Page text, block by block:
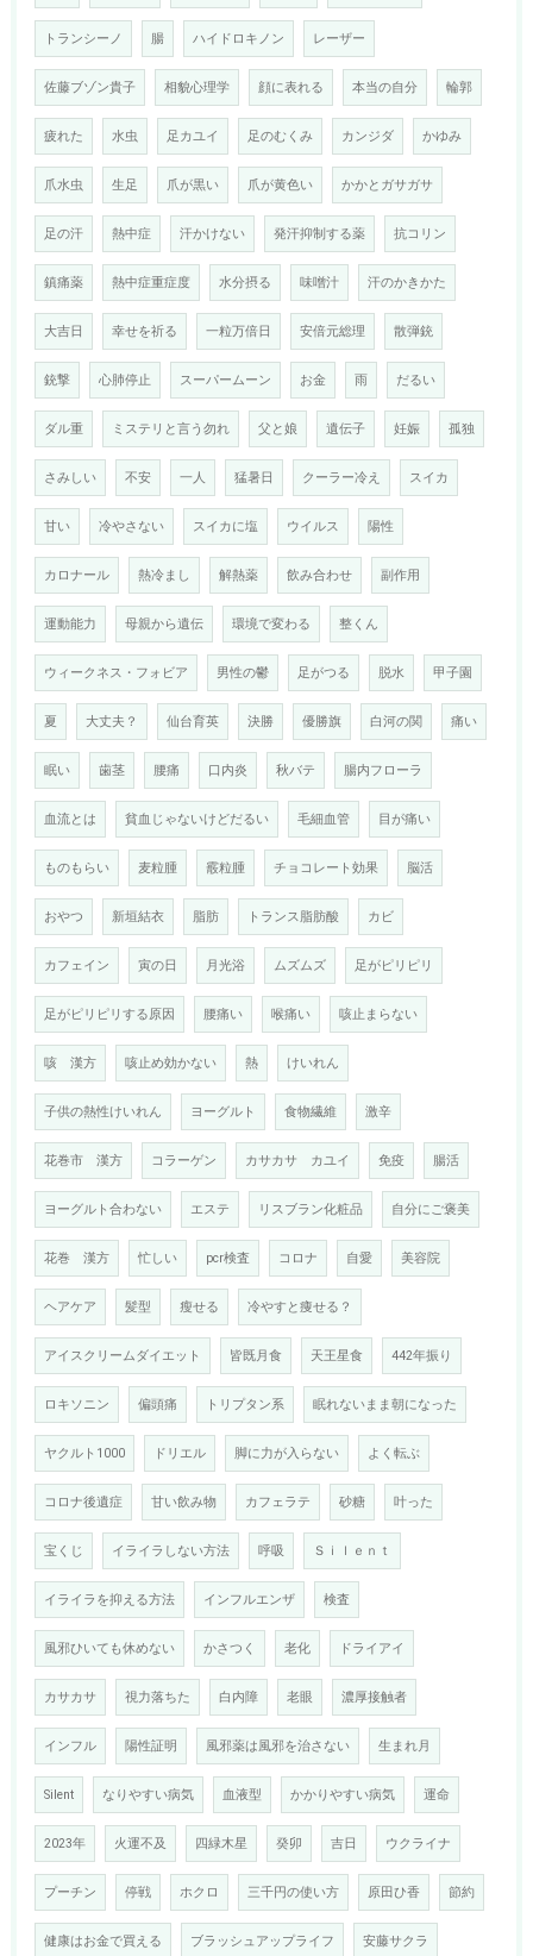
トランシーノ 腸 ハイドロキノン レーザー
佐藤ブゾン貴子 相貌心理学 顔に表れる 本当の自分 輪郭
疲れた 水虫 足カユイ 足のむくみ カンジダ かゆみ
爪水虫 生足 爪が黒い 爪が黄色い かかとガサガサ
足の汗 熱中症 汗かけない 発汗抑制する薬 抗コリン
鎮痛薬 熱中症重症度 水分摂る 味噌汁 汗のかきかた
大吉日 幸せを祈る 一粒万倍日 安倍元総理 散弾銃
銃撃 心肺停止 スーパームーン お金 雨 だるい
ダル重 ミステリと言う勿れ 父と娘 遺伝子 妊娠 孤独
さみしい 不安 一人 猛暑日 クーラー冷え スイカ
甘い 冷やさない スイカに塩 ウイルス 陽性
カロナール 熱冷まし 解熱薬 飲み合わせ 副作用
運動能力 母親から遺伝 環境で変わる 整くん
ウィークネス・フォビア 男性の鬱 足がつる 脱水 甲子園
夏 大丈夫？ 仙台育英 決勝 優勝旗 白河の関 痛い
眠い 歯茎 腰痛 口内炎 秋バテ 腸内フローラ
血流とは 貧血じゃないけどだるい 毛細血管 目が痛い
ものもらい 麦粒腫 霰粒腫 チョコレート効果 脳活
おやつ 新垣結衣 脂肪 トランス脂肪酸 カビ
カフェイン 寅の日 月光浴 ムズムズ 足がピリピリ
足がピリピリする原因 腰痛い 喉痛い 咳止まらない
咳 漢方 咳止め効かない 熱 けいれん
子供の熱性けいれん ヨーグルト 食物繊維 激辛
花巻市 漢方 コラーゲン カサカサ カユイ 免疫 腸活
ヨーグルト合わない エステ リスブラン化粧品 自分にご褒美
花巻 漢方 忙しい pcr検査 コロナ 自愛 美容院
ヘアケア 髪型 瘦せる 冷やすと痩せる？
アイスクリームダイエット 皆既月食 天王星食 442年振り
ロキソニン 偏頭痛 トリプタン系 眠れないまま朝になった
ヤクルト1000 ドリエル 脚に力が入らない よく転ぶ
コロナ後遺症 甘い飲み物 カフェラテ 砂糖 叶った
宝くじ イライラしない方法 呼吸 Ｓｉｌｅｎｔ
イライラを抑える方法 インフルエンザ 検査
風邪ひいても休めない かさつく 老化 ドライアイ
カサカサ 視力落ちた 白内障 老眼 濃厚接触者
インフル 陽性証明 風邪薬は風邪を治さない 生まれ月
Silent なりやすい病気 血液型 かかりやすい病気 運命
2023年 火運不及 四緑木星 癸卯 吉日 ウクライナ
プーチン 停戦 ホクロ 三千円の使い方 原田ひ香 節約
健康はお金で買える ブラッシュアップライフ 安藤サクラ